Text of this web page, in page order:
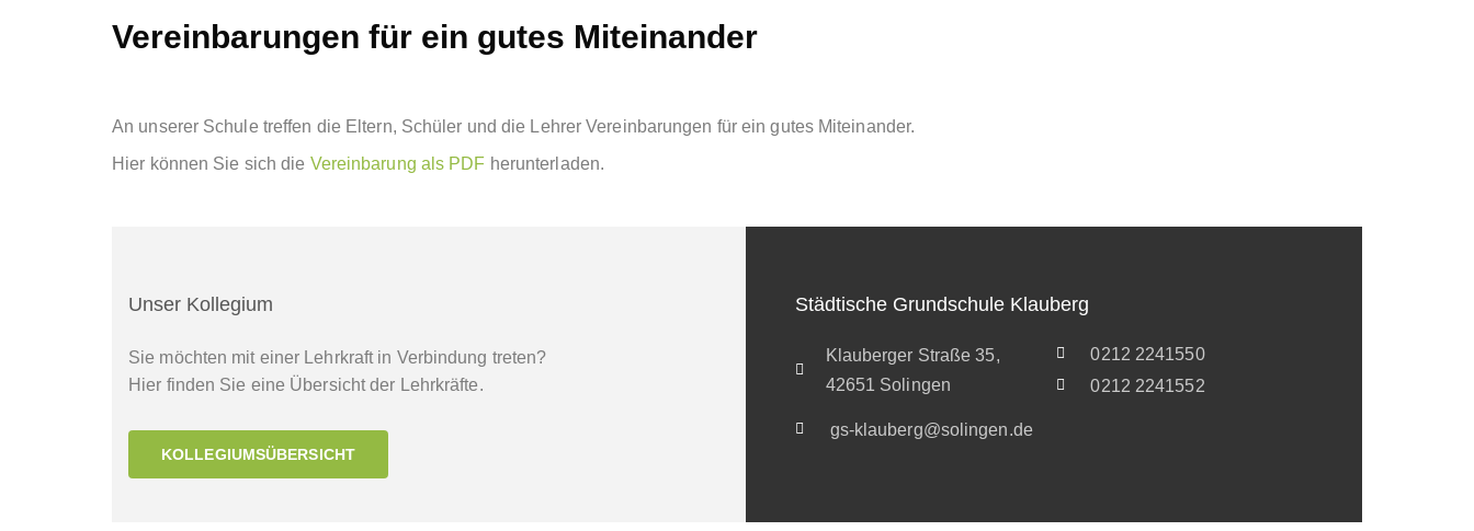
Vereinbarungen für ein gutes Miteinander
An unserer Schule treffen die Eltern, Schüler und die Lehrer Vereinbarungen für ein gutes Miteinander.
Hier können Sie sich die Vereinbarung als PDF herunterladen.
Unser Kollegium
Sie möchten mit einer Lehrkraft in Verbindung treten?
Hier finden Sie eine Übersicht der Lehrkräfte.
KOLLEGIUMSÜBERSICHT
Städtische Grundschule Klauberg
Klauberger Straße 35,
42651 Solingen
gs-klauberg@solingen.de
0212 2241550
0212 2241552